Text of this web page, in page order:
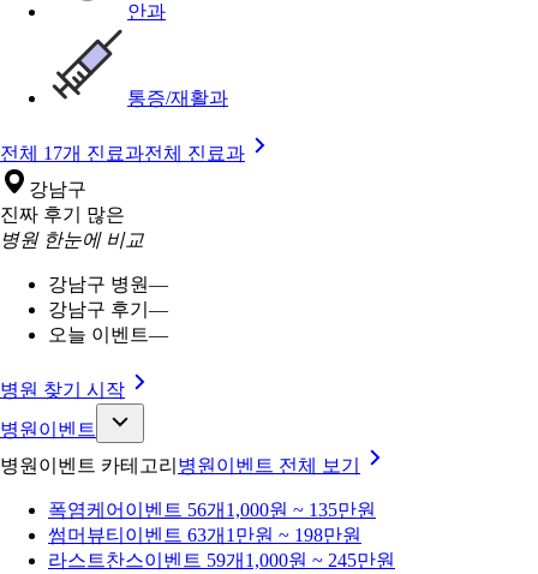
안과
통증/재활과
전체 17개 진료과전체 진료과
강남구
진짜 후기 많은
병원 한눈에 비교
강남구 병원—
강남구 후기 —
오늘 이벤트—
병원 찾기 시작
병원이벤트
병원이벤트 카테고리 병원이벤트 전체 보기
폭염케어 이벤트 56개 1,000원 ~ 135만원
썸머뷰티 이벤트 63개 1만원 ~ 198만원
라스트찬스이벤트 59개 1,000원 ~ 245만원